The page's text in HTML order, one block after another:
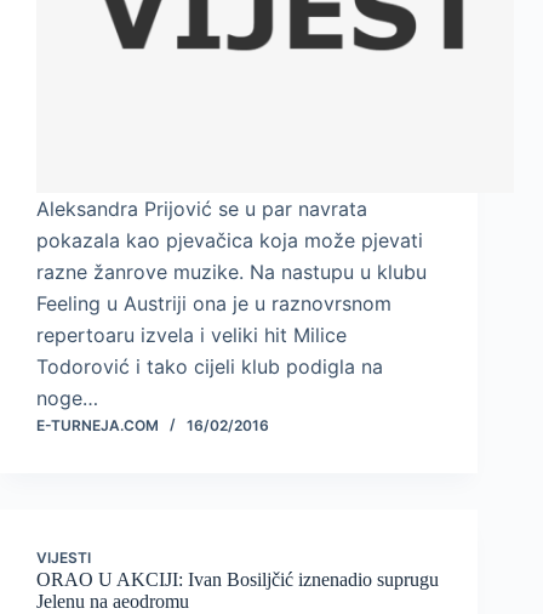
Aleksandra Prijović se u par navrata
pokazala kao pjevačica koja može pjevati
razne žanrove muzike. Na nastupu u klubu
Feeling u Austriji ona je u raznovrsnom
repertoaru izvela i veliki hit Milice
Todorović i tako cijeli klub podigla na
noge…
E-TURNEJA.COM 16/02/2016
VIJESTI
ORAO U AKCIJI: Ivan Bosiljčić iznenadio suprugu
Jelenu na aeodromu